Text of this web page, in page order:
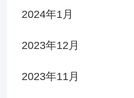
2024年1月
2023年12月
2023年11月